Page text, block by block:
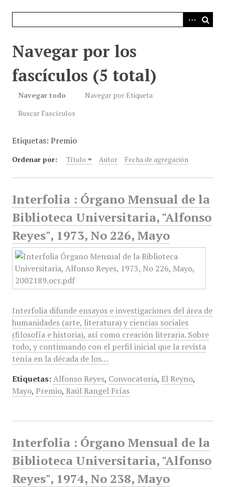
Navegar por los
fascículos (5 total)
Navegar todo
Navegar por Etiqueta
Buscar Fascículos
Etiquetas: Premio
Ordenar por: Título Autor Fecha de agregación
Interfolia : Órgano Mensual de la
Biblioteca Universitaria, "Alfonso
Reyes", 1973, No 226, Mayo
Interfolia difunde ensayos e investigaciones del área de
humanidades (arte, literatura) y ciencias sociales
(filosofía e historia), así como creación literaria. Sobre
todo, y continuando con el perfil inicial que la revista
tenía en la década de los…
Etiquetas: Alfonso Reyes, Convocatoria, El Reyno,
Mayo, Premio, Raúl Rangel Frías
Interfolia : Órgano Mensual de la
Biblioteca Universitaria, "Alfonso
Reyes", 1974, No 238, Mayo